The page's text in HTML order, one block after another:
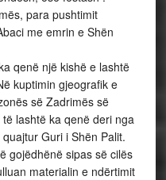
para pushtimit
me emrin e Shën
qenë një kishë e lashtë
kuptimin gjeografik e
së Zadrimës së
lashtë ka qenë deri nga
Guri i Shën Palit.
gojëdhënë sipas së cilës
materialin e ndërtimit